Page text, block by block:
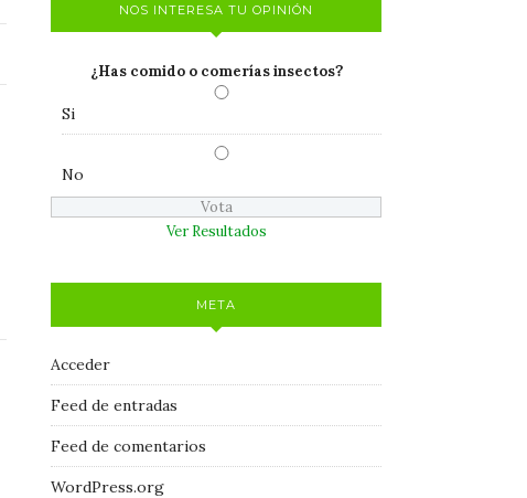
NOS INTERESA TU OPINIÓN
¿Has comido o comerías insectos?
Si
No
Ver Resultados
META
Acceder
Feed de entradas
Feed de comentarios
WordPress.org